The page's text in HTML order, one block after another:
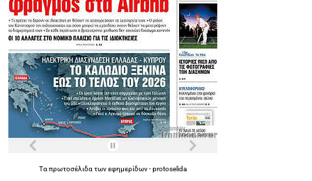
Τα πρωτοσέλιδα τωνεφημερίδων-protoselida